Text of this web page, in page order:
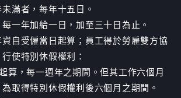
滿者，每年十五日。
一年加給一日，加至三十日為止。
自受僱當日起算；員工得於勞雇雙方協
使特別休假權利：
算，每一週年之期間。但其工作六個月
取得特別休假權利後六個月之期間。